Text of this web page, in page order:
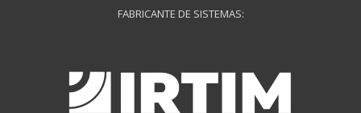
FABRICANTE DE SISTEMAS: